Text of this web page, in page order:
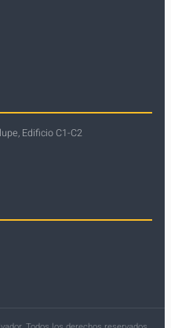
Edificio C1-C2